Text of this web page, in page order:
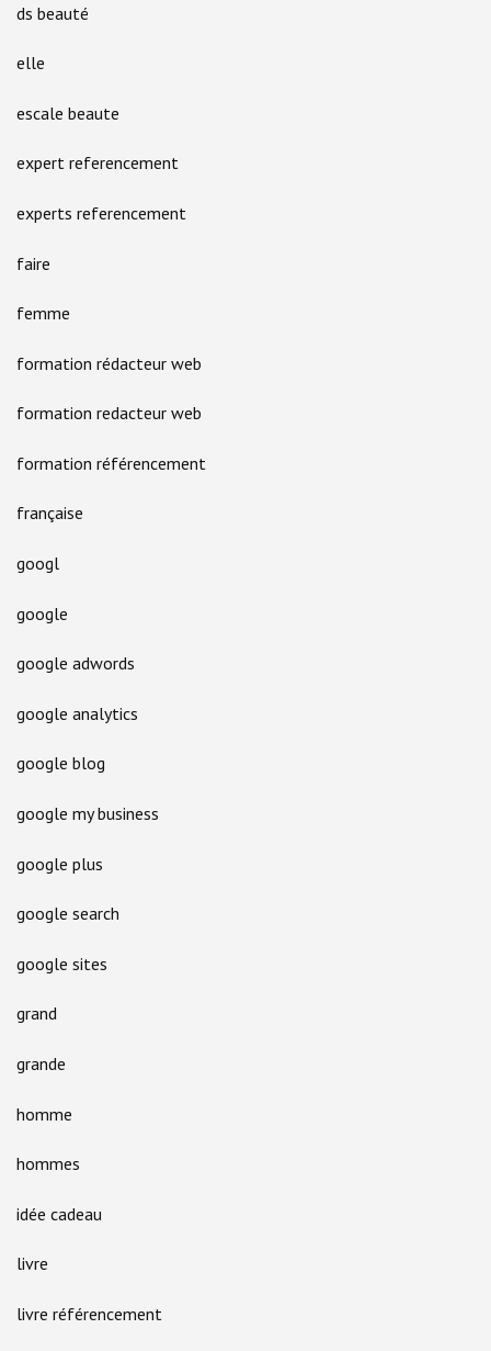
ds beauté
elle
escale beaute
expert referencement
experts referencement
faire
femme
formation rédacteur web
formation redacteur web
formation référencement
française
googl
google
google adwords
google analytics
google blog
google my business
google plus
google search
google sites
grand
grande
homme
hommes
idée cadeau
livre
livre référencement